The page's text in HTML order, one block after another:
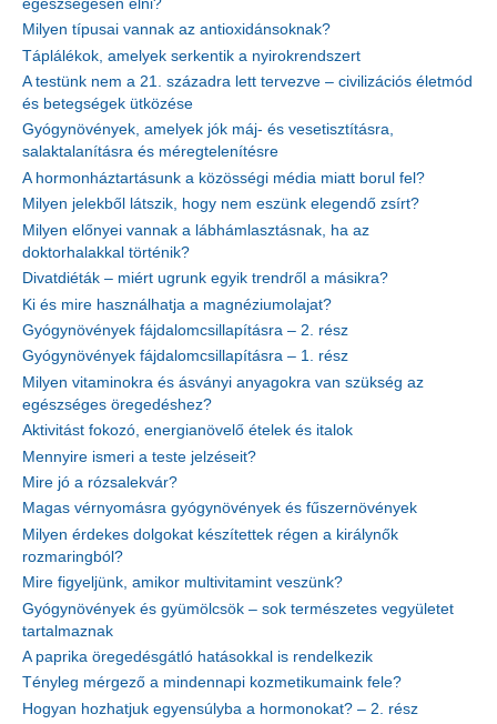
egészségesen élni?
Milyen típusai vannak az antioxidánsoknak?
Táplálékok, amelyek serkentik a nyirokrendszert
A testünk nem a 21. századra lett tervezve – civilizációs életmód
és betegségek ütközése
Gyógynövények, amelyek jók máj- és vesetisztításra,
salaktalanításra és méregtelenítésre
A hormonháztartásunk a közösségi média miatt borul fel?
Milyen jelekből látszik, hogy nem eszünk elegendő zsírt?
Milyen előnyei vannak a lábhámlasztásnak, ha az
doktorhalakkal történik?
Divatdiéták – miért ugrunk egyik trendről a másikra?
Ki és mire használhatja a magnéziumolajat?
Gyógynövények fájdalomcsillapításra – 2. rész
Gyógynövények fájdalomcsillapításra – 1. rész
Milyen vitaminokra és ásványi anyagokra van szükség az
egészséges öregedéshez?
Aktivitást fokozó, energianövelő ételek és italok
Mennyire ismeri a teste jelzéseit?
Mire jó a rózsalekvár?
Magas vérnyomásra gyógynövények és fűszernövények
Milyen érdekes dolgokat készítettek régen a királynők
rozmaringból?
Mire figyeljünk, amikor multivitamint veszünk?
Gyógynövények és gyümölcsök – sok természetes vegyületet
tartalmaznak
A paprika öregedésgátló hatásokkal is rendelkezik
Tényleg mérgező a mindennapi kozmetikumaink fele?
Hogyan hozhatjuk egyensúlyba a hormonokat? – 2. rész